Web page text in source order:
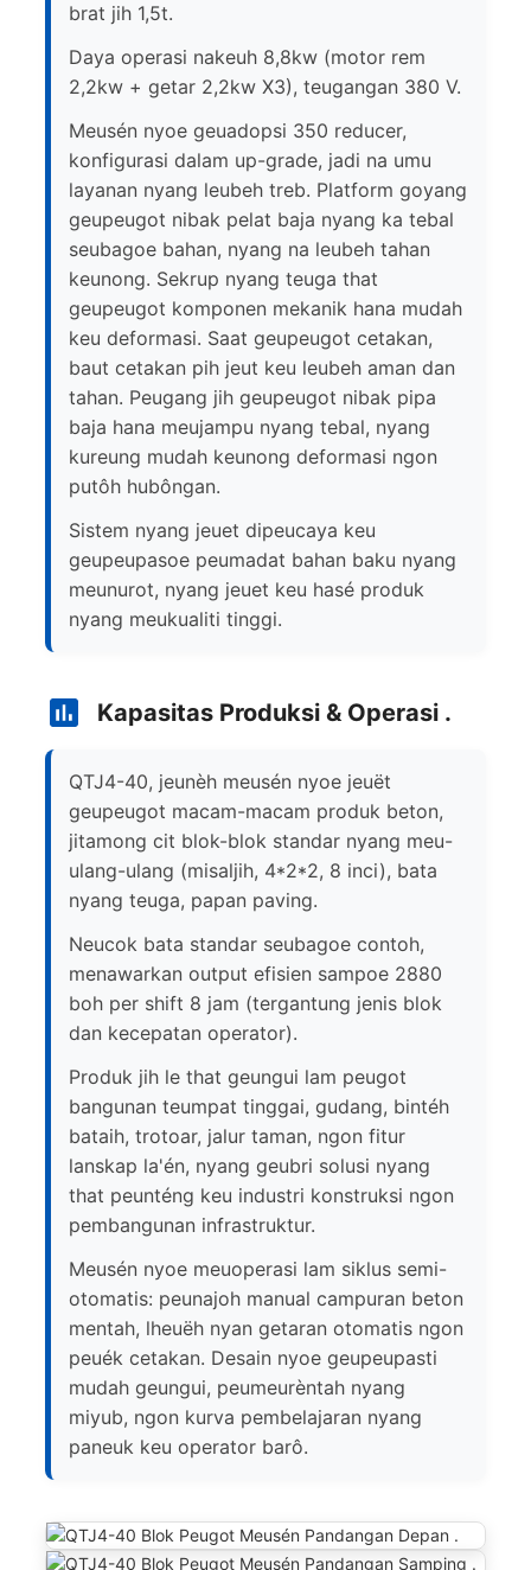
brat jih 1,5t.
Daya operasi nakeuh 8,8kw (motor rem
2,2kw + getar 2,2kw X3), teugangan 380 V.
Meusén nyoe geuadopsi 350 reducer,
konfigurasi dalam up-grade, jadi na umu
layanan nyang leubeh treb. Platform goyang
geupeugot nibak pelat baja nyang ka tebal
seubagoe bahan, nyang na leubeh tahan
keunong. Sekrup nyang teuga that
geupeugot komponen mekanik hana mudah
keu deformasi. Saat geupeugot cetakan,
baut cetakan pih jeut keu leubeh aman dan
tahan. Peugang jih geupeugot nibak pipa
baja hana meujampu nyang tebal, nyang
kureung mudah keunong deformasi ngon
putôh hubôngan.
Sistem nyang jeuet dipeucaya keu
geupeupasoe peumadat bahan baku nyang
meunurot, nyang jeuet keu hasé produk
nyang meukualiti tinggi.
Kapasitas Produksi & Operasi .
QTJ4-40, jeunèh meusén nyoe jeuët
geupeugot macam-macam produk beton,
jitamong cit blok-blok standar nyang meu-
ulang-ulang (misaljih, 4*2*2, 8 inci), bata
nyang teuga, papan paving.
Neucok bata standar seubagoe contoh,
menawarkan output efisien sampoe 2880
boh per shift 8 jam (tergantung jenis blok
dan kecepatan operator).
Produk jih le that geungui lam peugot
bangunan teumpat tinggai, gudang, bintéh
bataih, trotoar, jalur taman, ngon fitur
lanskap la'én, nyang geubri solusi nyang
that peunténg keu industri konstruksi ngon
pembangunan infrastruktur.
Meusén nyoe meuoperasi lam siklus semi-
otomatis: peunajoh manual campuran beton
mentah, lheuëh nyan getaran otomatis ngon
peuék cetakan. Desain nyoe geupeupasti
mudah geungui, peumeurèntah nyang
miyub, ngon kurva pembelajaran nyang
paneuk keu operator barô.